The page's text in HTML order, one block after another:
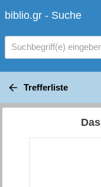
biblio.gr - Suche
Suchbegriff(e)
Trefferliste